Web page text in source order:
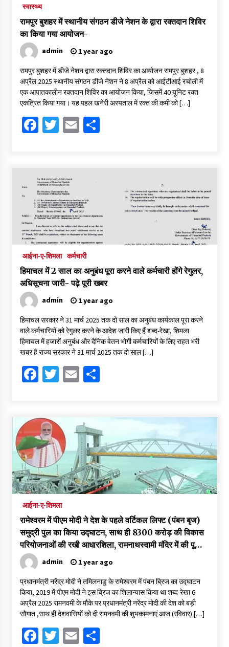
स्वास्थ्य
रामपुर बुशहर में स्थानीय संगठन डीजे नेशन के द्वारा रक्तदान शिविर
का किया गया आयोजन-
admin 1 year ago
रामपुर बुशहर में डीजे नेशन द्वारा रक्तदान शिविर का आयोजन रामपुर बुशहर , 8
अप्रैल 2025 स्थानीय संगठन डीजे नेशन ने 8 अप्रैल को आईटीआई रचोली में
एक आपातकालीन रक्तदान शिविर का आयोजन किया, जिसमें 40 यूनिट रक्त
एकत्रित किया गया। यह पहल खनेरी अस्पताल में रक्त की कमी को […]
Facebook
Twitter
EmailShare
आईना-ए-शिमला कर्मचारी
हिमाचल में 2 साल का अनुबंध पूरा करने वाले कर्मचारी होंगे रेगुलर,
अधिसूचना जारी- पढ़े पूरी खबर
admin 1 year ago
हिमाचल सरकार ने 31 मार्च 2025 तक दो साल का अनुबंध कार्यकाल पूरा करने
वाले कर्मचारियों को रेगुलर करने के आदेश जारी किए हैं शब्द-रेखा, शिमला
हिमाचल में हजारों अनुबंध और दैनिक वेतन भोगी कर्मचारियों के लिए राहत भरी
खबर है राज्य सरकार ने 31 मार्च 2025 तक दो साल […]
Facebook
Twitter
EmailShare
आईना-ए-शिमला
रामेश्वरम में पीएम मोदी ने देश के पहले वर्टिकल लिफ्ट (पंबन बृज)
समुद्री पुल का किया उद्घाटन, साथ ही 8300 करोड़ की विकास
परियोजनाओं की रखी आधारशिला, रामनाथस्वामी मंदिर में की पूजा-
अर्चना – पढ़े पूरी खबर
admin 1 year ago
प्रधानमंत्री नरेंद्र मोदी ने तमिलनाडु के रामेश्वरम में पंबन ब्रिज का उद्घाटन
किया, 2019 में पीएम मोदी ने इस ब्रिज का शिलान्यास किया था शब्द-रेखा 6
अप्रैल 2025 रामनवमी के मौके पर प्रधानमंत्री नरेंद्र मोदी की देश को बड़ी
सौगात ,साथ ही देशवासियों को दी रामनवमी की शुभकामनाएं आज (रविवार) […]
Facebook
Twitter
EmailShare